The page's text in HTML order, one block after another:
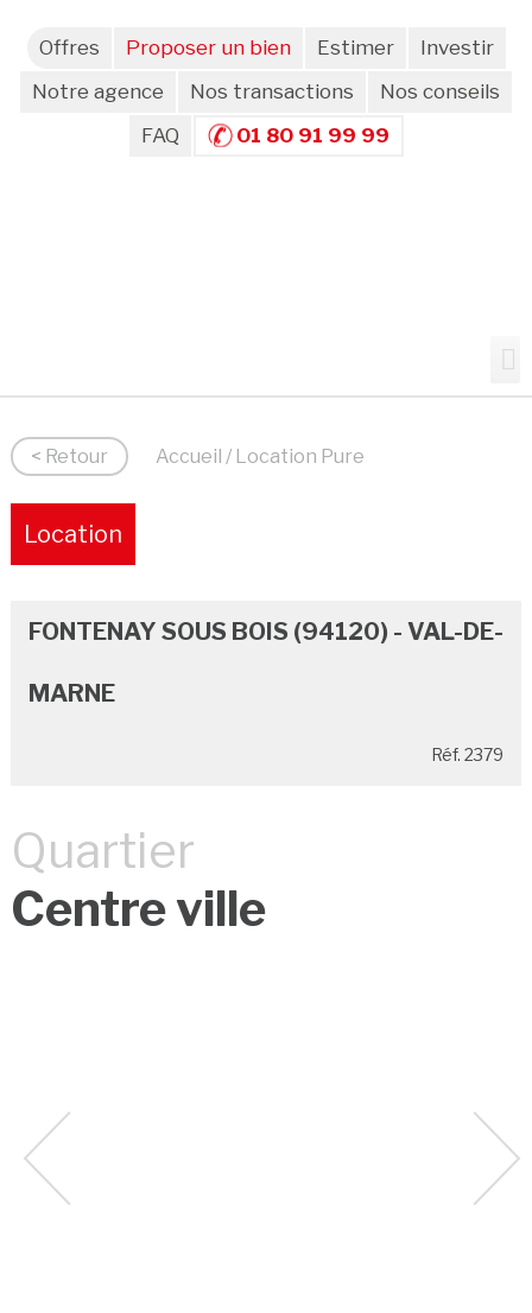
Offres Proposer un bien Estimer
Investir
Notre agence
Nos transactions
Nos conseils
FAQ
01 80 91 99 99
< Retour Accueil / Location Pure
Location
FONTENAY SOUS BOIS (94120) - VAL-DE-
MARNE
Réf. 2379
Quartier
Centre ville